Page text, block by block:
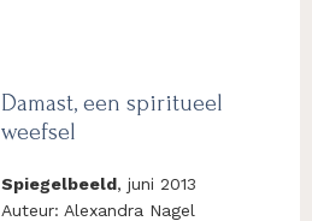
Damast, een spiritueel
weefsel
Spiegelbeeld, juni 2013
Auteur: Alexandra Nagel